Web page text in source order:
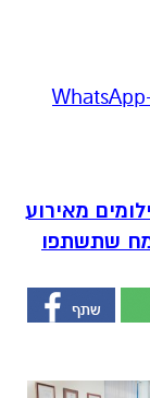
‏כדי לעקוב אחרי הערוץ גן יבנה נט ב-WhatsApp
מאירוע
שתשתפו